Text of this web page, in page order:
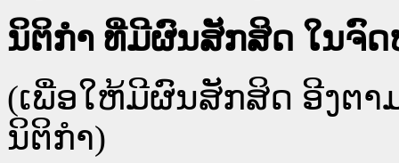
ນິຕິກໍາ ທີ່ມີຜົນສັກສິດ ໃນຈົ
(ເພື່ອໃຫ້ມີຜົນສັກສິດ ອີງຕ
ນິຕິກໍາ)